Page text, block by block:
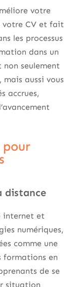
votre
votre CV et fait
les processus
dans un
seulement
aussi vous
accrues,
distance
internet et
numériques,
comme une
formations en
de se
situation